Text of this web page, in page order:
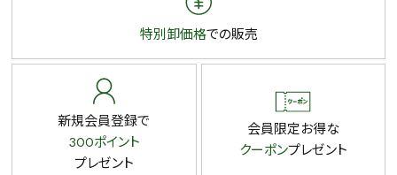
特別卸価格での販売
新規会員登録で
300ポイント
プレゼント
会員限定お得な
クーポンプレゼント